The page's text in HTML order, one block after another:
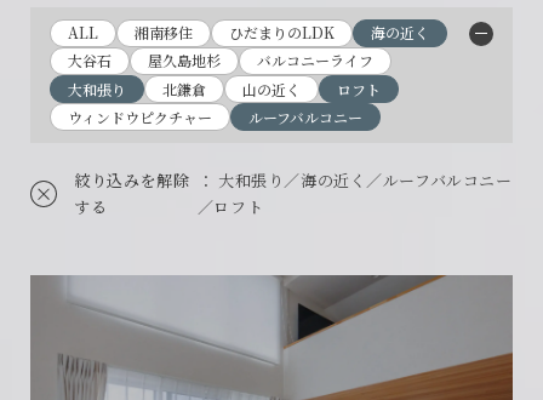
ALL 湘南移住 ひだまりのLDK
海の近く
大谷石
屋久島地杉
バルコニーライフ
大和張り
北鎌倉 山の近く
ロフト
ウィンドウピクチャー
ルーフバルコニー
絞り込みを解除
する
： 大和張り／海の近く／ルーフバルコニー
／ロフト